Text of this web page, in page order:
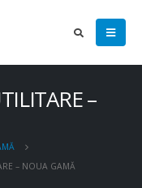
–
– NOUA GAMĂ